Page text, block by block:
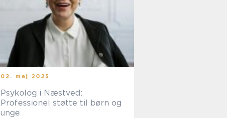
02. maj 2025
Psykolog i Næstved:
Professionel støtte til børn og
unge